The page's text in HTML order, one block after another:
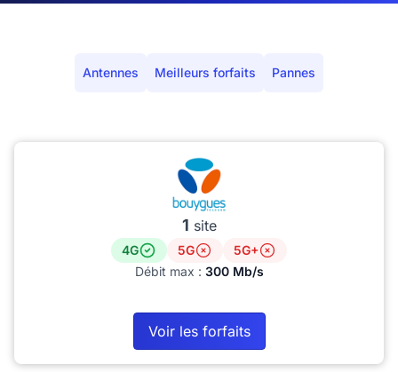
Antennes Meilleurs forfaits Pannes
1 site
4G 5G
5G+
Débit max : 300 Mb/s
Voir les forfaits